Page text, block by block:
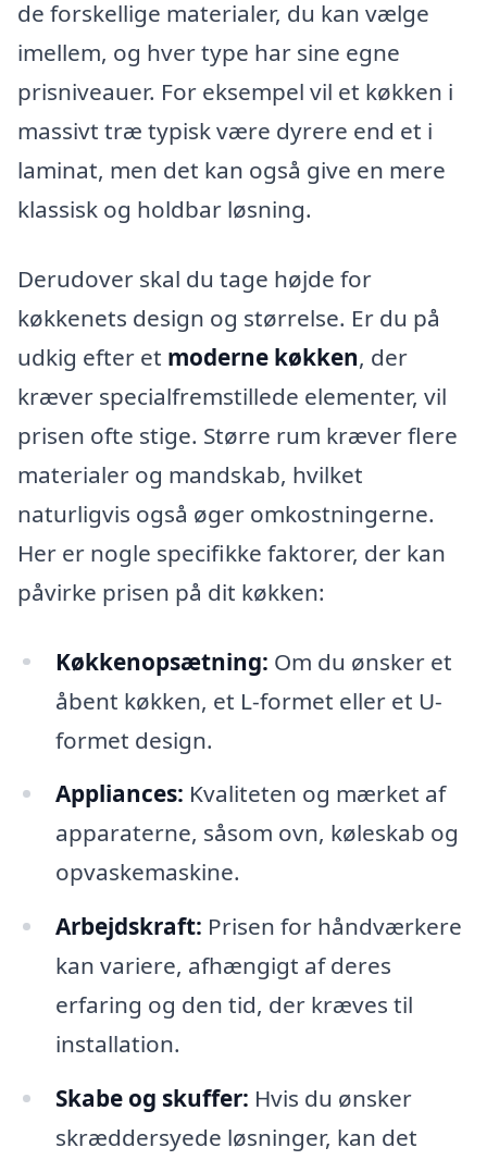
de forskellige materialer, du kan vælge
imellem, og hver type har sine egne
prisniveauer. For eksempel vil et køkken i
massivt træ typisk være dyrere end et i
laminat, men det kan også give en mere
klassisk og holdbar løsning.
Derudover skal du tage højde for
køkkenets design og størrelse. Er du på
udkig efter et moderne køkken, der
kræver specialfremstillede elementer, vil
prisen ofte stige. Større rum kræver flere
materialer og mandskab, hvilket
naturligvis også øger omkostningerne.
Her er nogle specifikke faktorer, der kan
påvirke prisen på dit køkken:
Køkkenopsætning: Om du ønsker et
åbent køkken, et L-formet eller et U-
formet design.
Appliances: Kvaliteten og mærket af
apparaterne, såsom ovn, køleskab og
opvaskemaskine.
Arbejdskraft: Prisen for håndværkere
kan variere, afhængigt af deres
erfaring og den tid, der kræves til
installation.
Skabe og skuffer: Hvis du ønsker
skræddersyede løsninger, kan det